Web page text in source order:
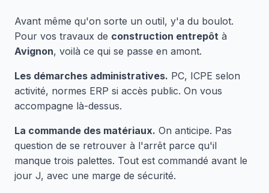
Avant même qu'on sorte un outil, y'a du boulot.
Pour vos travaux de construction entrepôt à
Avignon, voilà ce qui se passe en amont.
Les démarches administratives. PC, ICPE selon
activité, normes ERP si accès public. On vous
accompagne là-dessus.
La commande des matériaux. On anticipe. Pas
question de se retrouver à l'arrêt parce qu'il
manque trois palettes. Tout est commandé avant le
jour J, avec une marge de sécurité.